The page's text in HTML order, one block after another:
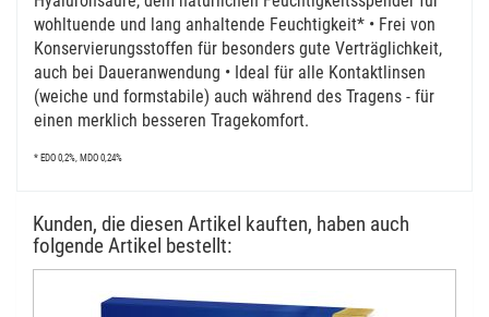
wohltuende und lang anhaltende Feuchtigkeit* • Frei von
Konservierungsstoffen für besonders gute Verträglichkeit,
auch bei Daueranwendung • Ideal für alle Kontaktlinsen
(weiche und formstabile) auch während des Tragens - für
einen merklich besseren Tragekomfort.
* EDO 0,2%, MDO 0,24%
Kunden, die diesen Artikel kauften, haben auch
folgende Artikel bestellt: